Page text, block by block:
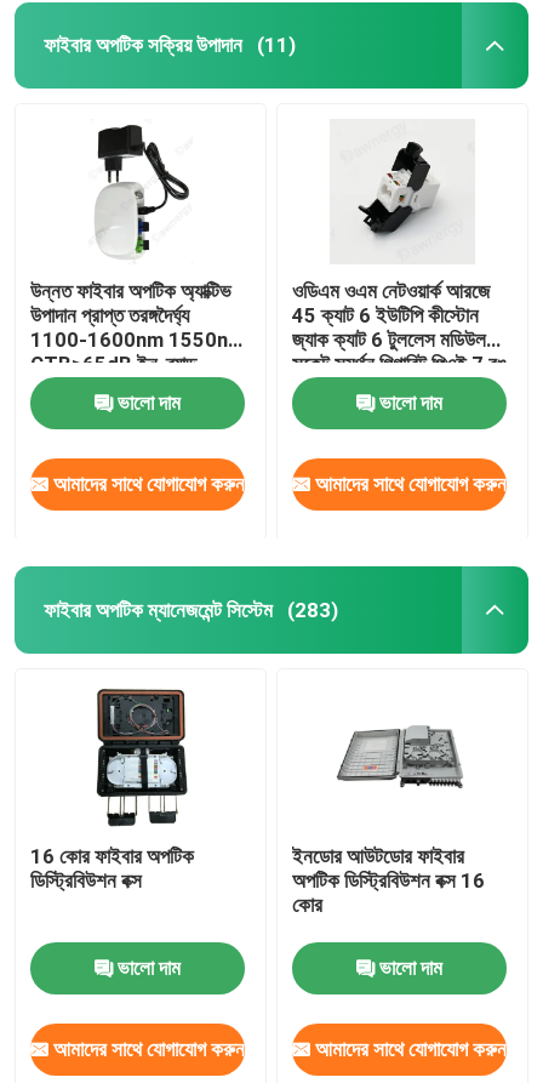
ফাইবার অপটিক সক্রিয় উপাদান (11)
উন্নত ফাইবার অপটিক অ্যাক্টিভ
উপাদান প্রাপ্ত তরঙ্গদৈর্ঘ্য
1100-1600nm 1550nm
CTB≥65dB ইন-ব্যান্ড
সমতলতা ±1dB 47-1006
MHz
ভালো দাম
আমাদের সাথে যোগাযোগ করুন
ওডিএম ওএম নেটওয়ার্ক আরজে
45 ক্যাট 6 ইউটিপি কীস্টোন
জ্যাক ক্যাট 6 টুললেস মডিউল
সকেট সমর্থন গিগাবিট পিওই 7 রঙ
উপলব্ধ
ভালো দাম
আমাদের সাথে যোগাযোগ করুন
ফাইবার অপটিক ম্যানেজমেন্ট সিস্টেম (283)
16 কোর ফাইবার অপটিক
ডিস্ট্রিবিউশন বক্স
ভালো দাম
আমাদের সাথে যোগাযোগ করুন
ইনডোর আউটডোর ফাইবার
অপটিক ডিস্ট্রিবিউশন বক্স 16
কোর
ভালো দাম
আমাদের সাথে যোগাযোগ করুন